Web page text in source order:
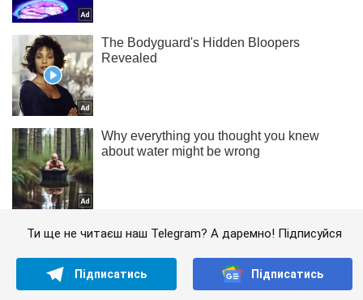
Ти ще не читаєш наш Telegram? А даремно! Підписуйся
Підписатись Підписатись